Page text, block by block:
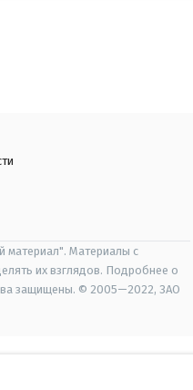
материал". Материалы с
их взглядов. Подробнее о
защищены. © 2005—2022, ЗАО